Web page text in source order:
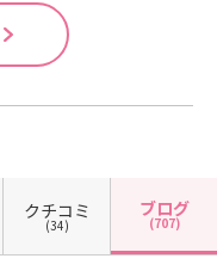
クチコミ
(34)
ブログ
(707)